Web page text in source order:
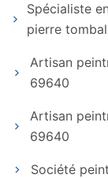
Spécialiste
pierre
Artisan
69640
Artisan
69640
Société